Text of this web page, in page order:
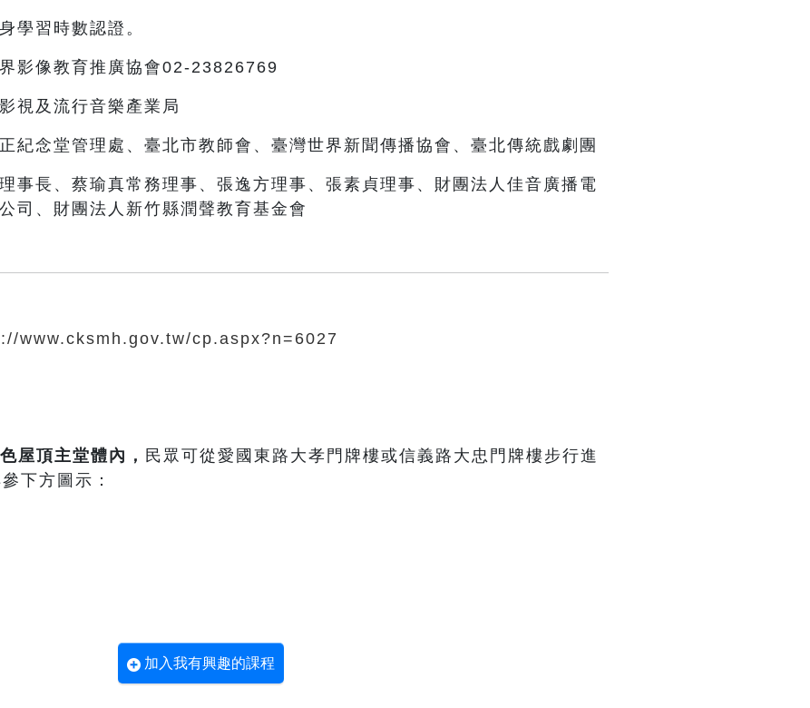
學習時數認證。
影像教育推廣協會02-23826769
視及流行音樂產業局
紀念堂管理處、臺北市教師會、臺灣世界新聞傳播協會、臺北傳統戲劇團
事長、蔡瑜真常務理事、張逸方理事、張素貞理事、財團法人佳音廣播電
司、財團法人新竹縣潤聲教育基金會
www.cksmh.gov.tw/cp.aspx?n=6027
屋頂主堂體內 ， 民眾可從愛國東路大孝門牌樓或信義路大忠門牌樓步行進
下方圖示：
加入我有興趣的課程